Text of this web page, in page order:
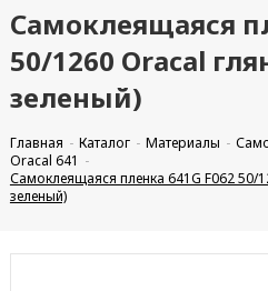
Самоклеящаяся
50/1260 Oracal
зеленый)
Главная Каталог Материалы
Oracal 641
Самоклеящаяся пленка 641G F062 50/
зеленый)